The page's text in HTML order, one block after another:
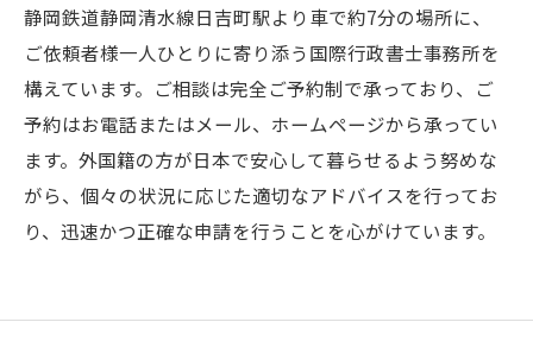
静岡鉄道静岡清水線日吉町駅より車で約7分の場所に、
ご依頼者様一人ひとりに寄り添う国際行政書士事務所を
構えています。ご相談は完全ご予約制で承っており、ご
予約はお電話またはメール、ホームページから承ってい
ます。外国籍の方が日本で安心して暮らせるよう努めな
がら、個々の状況に応じた適切なアドバイスを行ってお
り、迅速かつ正確な申請を行うことを心がけています。